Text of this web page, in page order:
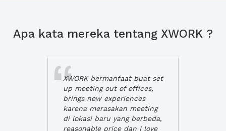
Apa kata mereka tentang XWORK ?
XWORK bermanfaat buat set
up meeting out of offices,
brings new experiences
karena merasakan meeting
di lokasi baru yang berbeda,
reasonable price dan I love